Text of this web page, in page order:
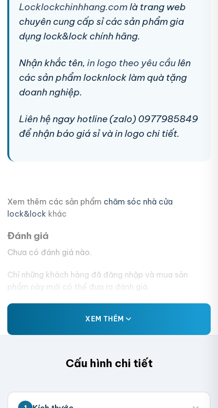
Locklockchinhhang.comlà trang web
chuyên cung cấp sỉ các sản phẩm gia
dụng lock&lock chính hãng.
Nhận khắc tên, in logo theo yêu cầulên
các sản phẩm locknlock làm quà tặng
doanh nghiệp.
Liên hệ ngay hotline (zalo) 0977985849
để nhận báo giá sỉ và in logo chi tiết.
Xem thêm các sản phẩm chăm sóc nhà cửa
lock&lock khác
Đánh giá
Chưa có đánh giá nào.
Chỉ những khách hàng đã đăng nhập và mua sản
phẩm này mới có thể đưa ra đánh giá.
XEM THÊM
Cấu hình chi tiết